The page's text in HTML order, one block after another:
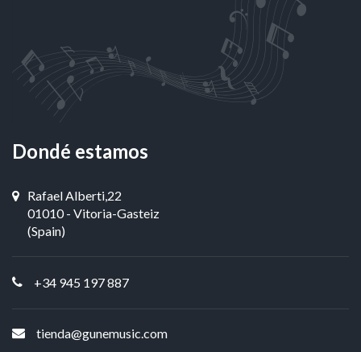
Dondé estamos
Rafael Alberti,22
01010 - Vitoria-Gasteiz
(Spain)
+34 945 197 887
tienda@gunemusic.com